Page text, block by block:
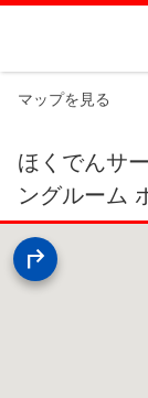
マップを見る
ほくでんサ
ングルーム